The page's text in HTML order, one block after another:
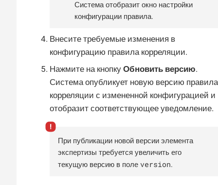
Система отобразит окно настройки
конфигурации правила.
Внесите требуемые изменения в
конфигурацию правила корреляции.
Нажмите на кнопку Обновить версию.
Система опубликует новую версию правила
корреляции с измененной конфигурацией и
отобразит соответствующее уведомление.
При публикации новой версии элемента
экспертизы требуется увеличить его
текущую версию в поле version.